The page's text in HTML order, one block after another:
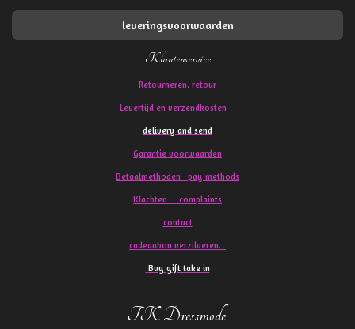
leveringsvoorwaarden
Klantenservice
Retourneren. retour
Levertijd en verzendkosten
delivery and send
Garantie voorwaarden
Betaalmethoden pay methods
Klachten complaints
contact
cadeaubon verzilveren.
Buy gift take in
TK Dressmode